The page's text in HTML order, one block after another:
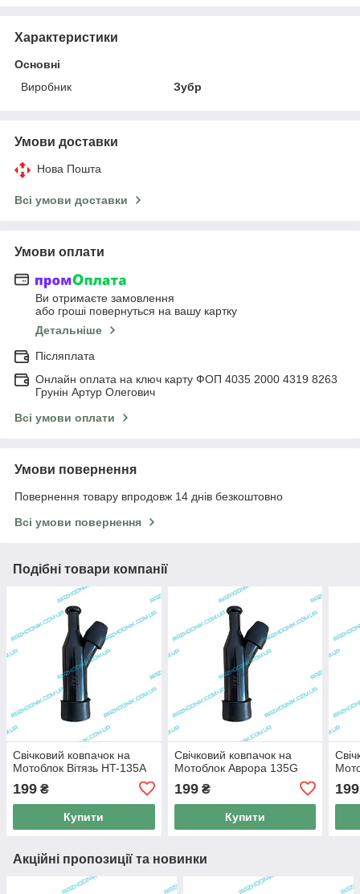
Характеристики
Основні
Виробник
Зубр
Умови доставки
Нова Пошта
Всі умови доставки
Умови оплати
Ви отримаєте замовлення
або гроші повернуться на вашу картку
Детальніше
Післяплата
Онлайн оплата на ключ карту ФОП 4035 2000 4319 8263
Грунін Артур Олегович
Всі умови оплати
Умови повернення
Повернення товару впродовж 14 днів безкоштовно
Всі умови повернення
Подібні товари компанії
Свічковий ковпачок на
Мотоблок Вітязь HT-135А
199 ₴
Купити
Свічковий ковпачок на
Мотоблок Аврора 135G
199₴
Купити
199
Акційні пропозиції та новинки